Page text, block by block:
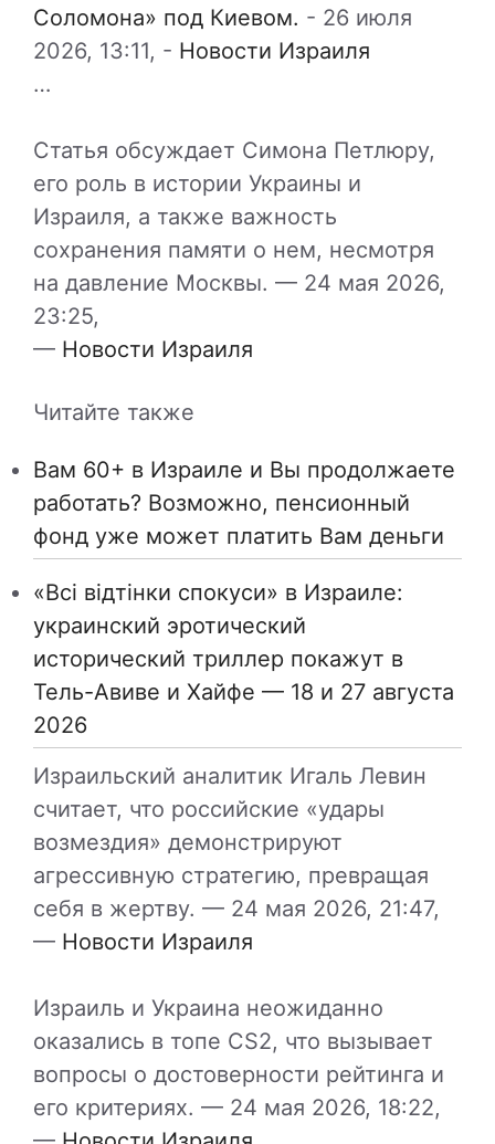
Соломона» под Киевом. - 26 июля
2026, 13:11, - Новости Израиля
…
Статья обсуждает Симона Петлюру,
его роль в истории Украины и
Израиля, а также важность
сохранения памяти о нем, несмотря
на давление Москвы. — 24 мая 2026,
23:25,
— Новости Израиля
Читайте также
Вам 60+ в Израиле и Вы продолжаете
работать? Возможно, пенсионный
фонд уже может платить Вам деньги
«Всі відтінки спокуси» в Израиле:
украинский эротический
исторический триллер покажут в
Тель-Авиве и Хайфе — 18 и 27 августа
2026
Израильский аналитик Игаль Левин
считает, что российские «удары
возмездия» демонстрируют
агрессивную стратегию, превращая
себя в жертву. — 24 мая 2026, 21:47,
— Новости Израиля
Израиль и Украина неожиданно
оказались в топе CS2, что вызывает
вопросы о достоверности рейтинга и
его критериях. — 24 мая 2026, 18:22,